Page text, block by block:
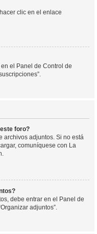
clic en el enlace
el Panel de Control de
foro?
archivos adjuntos. Si no está
comuníquese con La
debe entrar en el Panel de
adjuntos”.